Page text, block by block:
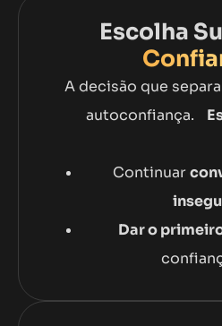
Escolha
A decisão que
autoconfiança.
Continuar
Dar o